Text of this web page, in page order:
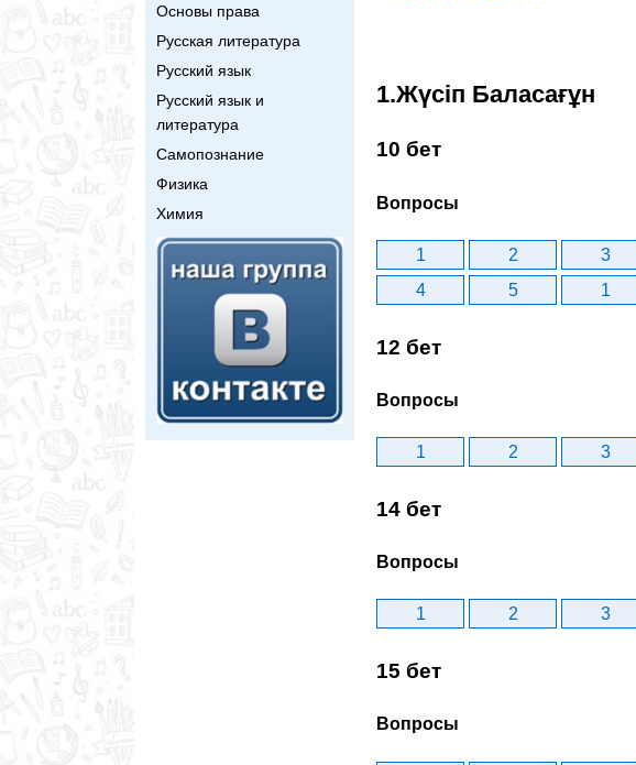
Основы права
Русская литература
Русский язык
Русский язык и
литература
Самопознание
Физика
Химия
1.Жүсіп Баласағұн
10 бет
Вопросы
1 2 3
4
5 1
12 бет
Вопросы
1 2 3
14 бет
Вопросы
1 2 3
15 бет
Вопросы